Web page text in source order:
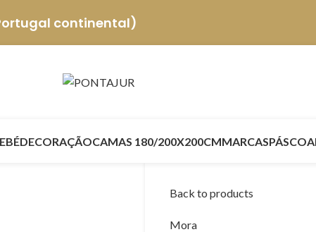
continental)
DECORAÇÃOCAMAS 180/200X200CMMARCASPÁSCOA
Back to products
Mora